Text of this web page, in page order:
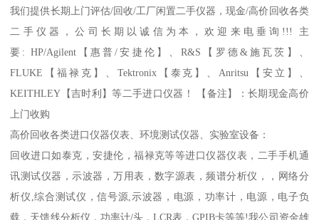
我们提供长期上门评估/回收/工厂闲置二手仪器，现金/高价回收各类
二手仪器，公司长期以诚信为本，欢迎来电垂询!!! 主
要: HP/Agilent【惠普/安捷伦】、R&S【罗德&施瓦茨】、
FLUKE【福禄克】、Tektronix【泰克】、Anritsu【安立】、
KEITHLEY【吉时利】等二手进口仪器！ 【备注】：长期现金高价
上门收购
高价回收各类进口仪器仪表、环境测试仪器、实验室设备：
回收进口如泰克，安捷伦，福禄克等等进口仪器仪表，二手手机通
讯测试仪器，示波器，万用表，数字源表，频谱分析仪，，网络分
析仪,综合测试仪，信号源,示波器，电源，功率计，电源，电子负
载，天馈线分析仪，功率计/头，LCR表，GPIB卡等等!我公司资金雄